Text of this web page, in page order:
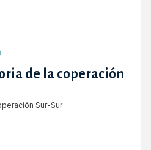
de la coperación
Sur-Sur